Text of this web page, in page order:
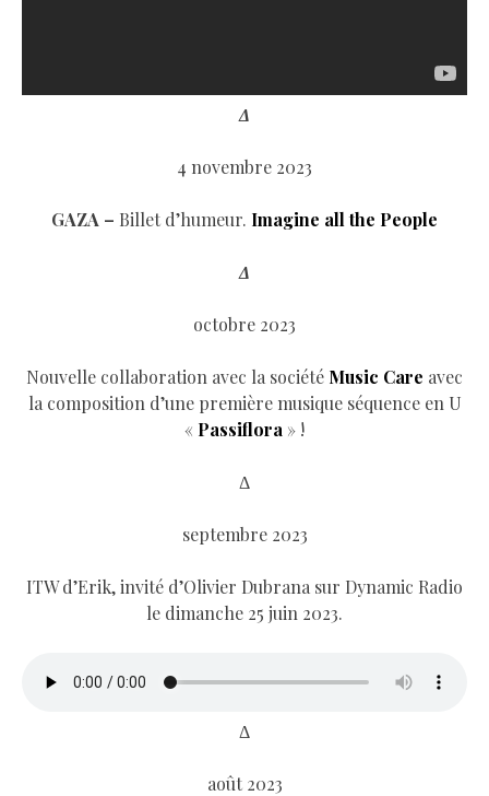
Δ
4 novembre 2023
GAZA – Billet d’humeur. Imagine all the People
Δ
octobre 2023
Nouvelle collaboration avec la société Music Care avec
la composition d’une première musique séquence en U
« Passiflora » !
Δ
septembre 2023
ITW d’Erik, invité d’Olivier Dubrana sur Dynamic Radio
le dimanche 25 juin 2023.
Δ
août 2023